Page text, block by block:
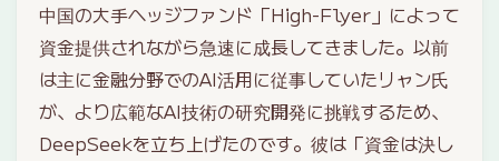
中国の大手ヘッジファンド「High-Flyer」によって
資金提供されながら急速に成長してきました。以前
は主に金融分野でのAI活用に従事していたリャン氏
が、より広範なAI技術の研究開発に挑戦するため、
DeepSeekを立ち上げたのです。彼は「資金は決し